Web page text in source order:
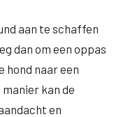
aan te schaffen
dan om een oppas
hond naar een
kan de
en